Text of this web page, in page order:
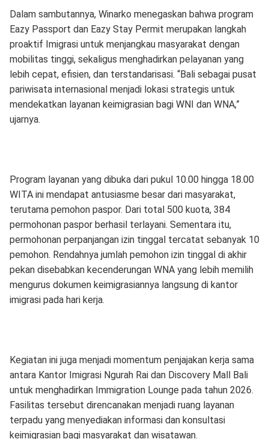
Dalam sambutannya, Winarko menegaskan bahwa program
Eazy Passport dan Eazy Stay Permit merupakan langkah
proaktif Imigrasi untuk menjangkau masyarakat dengan
mobilitas tinggi, sekaligus menghadirkan pelayanan yang
lebih cepat, efisien, dan terstandarisasi. “Bali sebagai pusat
pariwisata internasional menjadi lokasi strategis untuk
mendekatkan layanan keimigrasian bagi WNI dan WNA,”
ujarnya.
Program layanan yang dibuka dari pukul 10.00 hingga 18.00
WITA ini mendapat antusiasme besar dari masyarakat,
terutama pemohon paspor. Dari total 500 kuota, 384
permohonan paspor berhasil terlayani. Sementara itu,
permohonan perpanjangan izin tinggal tercatat sebanyak 10
pemohon. Rendahnya jumlah pemohon izin tinggal di akhir
pekan disebabkan kecenderungan WNA yang lebih memilih
mengurus dokumen keimigrasiannya langsung di kantor
imigrasi pada hari kerja.
Kegiatan ini juga menjadi momentum penjajakan kerja sama
antara Kantor Imigrasi Ngurah Rai dan Discovery Mall Bali
untuk menghadirkan Immigration Lounge pada tahun 2026.
Fasilitas tersebut direncanakan menjadi ruang layanan
terpadu yang menyediakan informasi dan konsultasi
keimigrasian bagi masyarakat dan wisatawan.